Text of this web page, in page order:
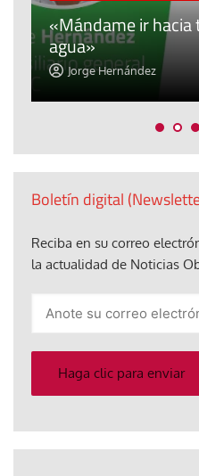
«Mándame ir
agua»
Jorge Hernández
Boletín digital
Reciba en su correo
la actualidad de Noticias
electrónico
Haga clic para enviar